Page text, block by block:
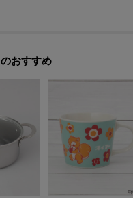
おすすめ